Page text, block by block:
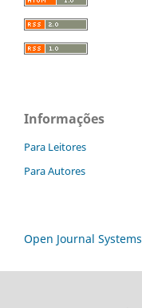
Informações
Para Leitores
Para Autores
Open Journal Systems